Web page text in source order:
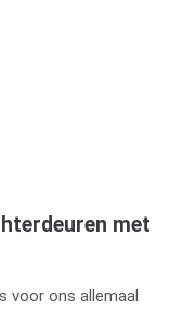
met
voor ons allemaal